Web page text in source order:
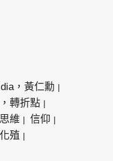
，黃仁勳
轉折點
維
信仰
化殖